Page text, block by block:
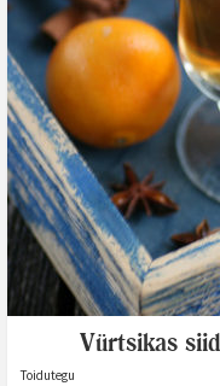
Vürtsikas
Toidutegu